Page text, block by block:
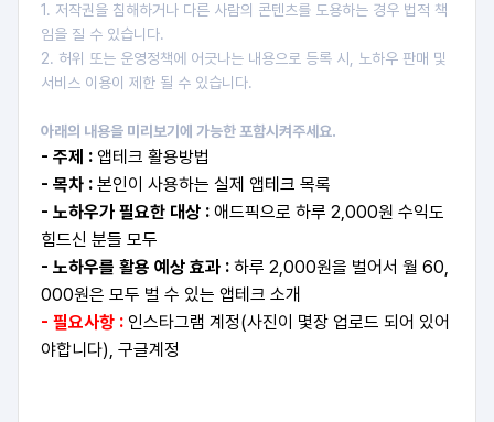
1. 저작권을 침해하거나 다른 사람의 콘텐츠를 도용하는 경우 법적 책
임을 질 수 있습니다.
2. 허위 또는 운영정책에 어긋나는 내용으로 등록 시, 노하우 판매 및
서비스 이용이 제한 될 수 있습니다.
아래의 내용을 미리보기에 가능한 포함시켜주세요.
- 주제 : 앱테크 활용방법
- 목차 : 본인이 사용하는 실제 앱테크 목록
- 노하우가 필요한 대상 : 애드픽으로 하루 2,000원 수익도
힘드신 분들 모두
- 노하우를 활용 예상 효과 : 하루 2,000원을 벌어서 월 60,
000원은 모두 벌 수 있는 앱테크 소개
- 필요사항 : 인스타그램 계정(사진이 몇장 업로드 되어 있어
야합니다), 구글계정